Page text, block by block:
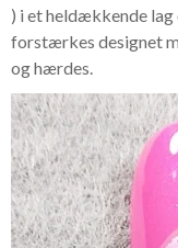
) i et heldækkende
forstærkes designet
og hærdes.